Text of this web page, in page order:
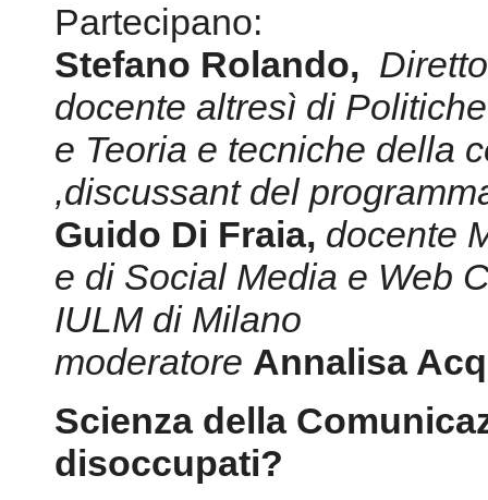
Partecipano:
Stefano Rolando,
docente altresì di
e Teoria e tecniche della
,discussant del
Guido Di Fraia, docente
e di Social Media e Web
IULM di Milano
moderatore Annalisa
Scienza della
disoccupati?